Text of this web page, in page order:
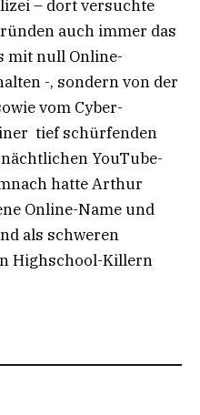
– dort versuchte
auch immer das
mit null Online-
-, sondern von der
vom Cyber-
tief schürfenden
YouTube-
hatte Arthur
Online-Name und
als schweren
Highschool-Killern